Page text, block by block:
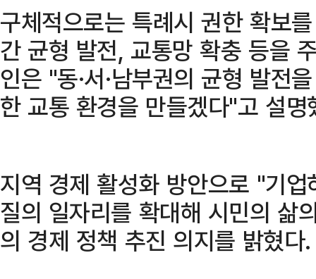
구체적으로는 특례시 권한 확보
간 균형 발전, 교통망 확충 등을
인은 "동·서·남부권의 균형 발전
한 교통 환경을 만들겠다"고 설명
지역 경제 활성화 방안으로 "기
질의 일자리를 확대해 시민의 삶
의 경제 정책 추진 의지를 밝혔다.